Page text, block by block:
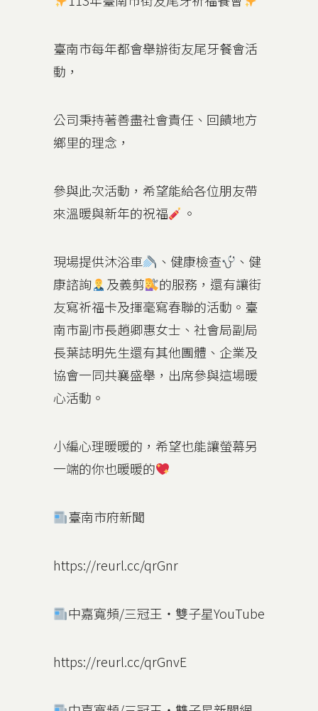
臺南市每年都會舉辦街友尾牙餐會活
動，
公司秉持著善盡社會責任、回饋地方
鄉里的理念，
參與此次活動，希望能給各位朋友帶
來溫暖與新年的祝福
。
現場提供沐浴車 、健康檢查
、健
康諮詢
及義剪
的服務，還有讓街
友寫祈福卡及揮毫寫春聯的活動。臺
南市副市長趙卿惠女士、社會局副局
長葉誌明先生還有其他團體、企業及
協會一同共襄盛舉，出席參與這場暖
心活動。
小編心理暖暖的，希望也能讓螢幕另
一端的你也暖暖的
臺南市府新聞
https://reurl.cc/qrGnr
中嘉寬頻/三冠王‧雙子星YouTube
https://reurl.cc/qrGnvE